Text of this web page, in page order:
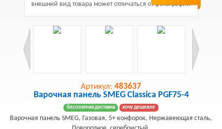
внешний вид товара может отличаться от фотографии
Артикул: 483637
Варочная панель SMEG Classica PGF75-4
бесплатная доставка хочу дешевле
Варочная панель SMEG, Газовая, 5+ конфорок, Нержавеющая сталь,